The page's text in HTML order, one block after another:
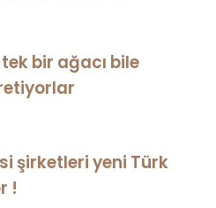
bir ağacı bile
şirketleri yeni Türk
!